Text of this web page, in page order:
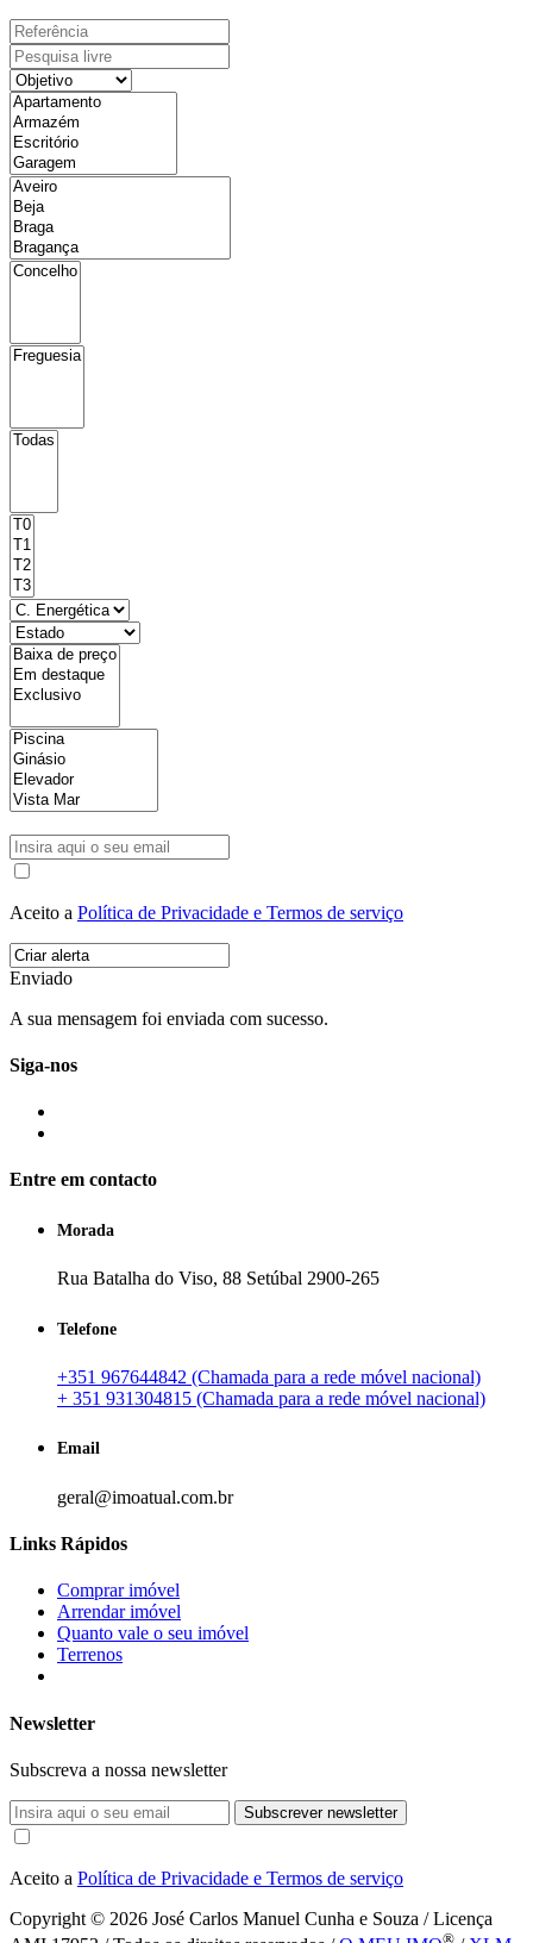
Aceito a Política de Privacidade e Termos de serviço
Enviado
A sua mensagem foi enviada com sucesso.
Siga-nos
Entre em contacto
Morada
Rua Batalha do Viso, 88 Setúbal 2900-265
Telefone
+351 967644842 (Chamada para a rede móvel nacional)
+ 351 931304815 (Chamada para a rede móvel nacional)
Email
geral@imoatual.com.br
Links Rápidos
Comprar imóvel
Arrendar imóvel
Quanto vale o seu imóvel
Terrenos
Newsletter
Subscreva a nossa newsletter
Subscrever newsletter
Aceito a Política de Privacidade e Termos de serviço
Copyright © 2026 José Carlos Manuel Cunha e Souza / Licença
®